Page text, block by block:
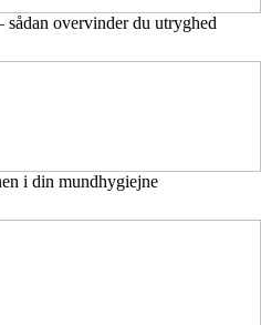
sådan overvinder du utryghed
i din mundhygiejne